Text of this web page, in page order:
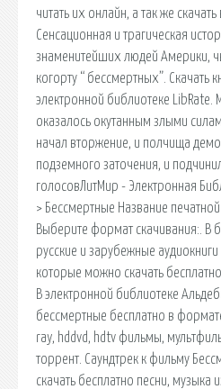
читать их онлайн, а так же
Сенсационная и трагическая
знаменитейших людей Америки,
когорту “ бессмертных”. Скачать
электронной библиотеке
оказалось окутанным злыми
начал вторжение, и полчища
подземного заточения, и
голосовЛитМир - Электронная
> Бессмертные Название
Выберите формат скачивания:. В
русские и зарубежные
которые можно скачать
В электронной библиотеке
бессмертные бесплатно в
ray, hddvd, hdtv фильмы,
торрент. Саундтрек к фильму
скачать бесплатно песни,